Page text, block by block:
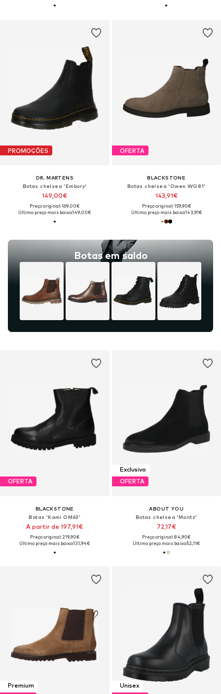
PROMOÇÕES
DR. MARTENS
Botas chelsea 'Embury'
149,00€
Preço original: 169,00€
Último preço mais baixo:149,00€
OFERTA
BLACKSTONE
Botas chelsea 'Owen WG81'
143,91€
Preço original: 159,90€
Último preço mais baixo:143,91€
Botas em saldo
OFERTA
BLACKSTONE
Botas 'Kami OM63'
A partir de 197,91€
Preço original: 219,90€
Último preço mais baixo:131,94€
Exclusivo
OFERTA
ABOUT YOU
Botas chelsea 'Moritz'
72,17€
Preço original: 84,90€
Último preço mais baixo:52,11€
Premium
Unisex